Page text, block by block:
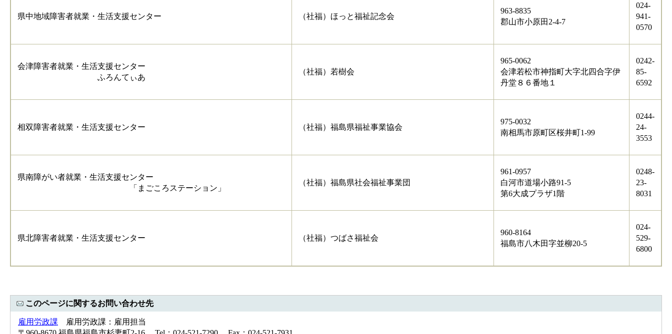
県中地域障害者就業・生活支援センター （社福）ほっと福祉記念会
963-8835
郡山市小原田2-4-7
024-
941-
0570
会津障害者就業・生活支援センター
ふろんてぃあ
（社福）若樹会
965-0062
会津若松市神指町大字北四合字伊
丹堂８６番地１
0242-
85-
6592
相双障害者就業・生活支援センター （社福）福島県福祉事業協会
975-0032
南相馬市原町区桜井町1-99
0244-
24-
3553
県南障がい者就業・生活支援センター
「まごころステーション」
（社福）福島県社会福祉事業団
961-0957
白河市道場小路91-5
第6大成プラザ1階
0248-
23-
8031
県北障害者就業・生活支援センター （社福）つばさ福祉会
960-8164
福島市八木田字並柳20-5
024-
529-
6800
このページに関するお問い合わせ先
雇用労政課 雇用労政課：雇用担当